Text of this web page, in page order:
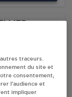
traceurs.
du site et
consentement,
l’audience et
impliquer